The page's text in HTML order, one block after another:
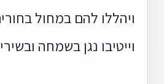
ויהללו להם במחול
וייטיבו נגן בשמחה